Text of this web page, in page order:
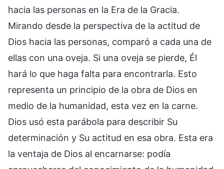
hacia las personas en la Era de la Gracia.
Mirando desde la perspectiva de la actitud de
Dios hacia las personas, comparó a cada una de
ellas con una oveja. Si una oveja se pierde, Él
hará lo que haga falta para encontrarla. Esto
representa un principio de la obra de Dios en
medio de la humanidad, esta vez en la carne.
Dios usó esta parábola para describir Su
determinación y Su actitud en esa obra. Esta era
la ventaja de Dios al encarnarse: podía